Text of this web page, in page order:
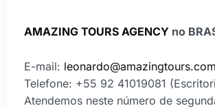
AMAZING TOURS AGENCY no
E-mail:
Telefone: +55 92 41019081
Atendemos neste número de